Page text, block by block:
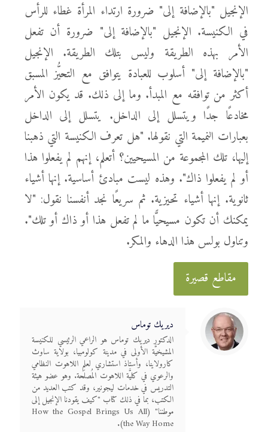
الإنجيل "بالإضافة إلى" ضرورة ارتداء المرأة غطاء للرأس
في الكنيسة. الإنجيل "بالإضافة إلى" ضرورة أن تفعل
الأمر بهذه الطريقة وليس بتلك الطريقة. الإنجيل
"بالإضافة إلى" أسلوب للعبادة يتوافق مع التحيُّز المسبق
أكثر من توافقه مع المبدأ. وما إلى ذلك. قد يكون الأمر
مخادعًا جدًا ويتسلل إلى الداخل. يتسلل إلى الداخل
بعبارات النميمة التي نقولها. "هل تعرف الكنيسة التي ذهبنا
إليها، تلك المجموعة من المسيحيين؟ أتعلم، إنهم لم يفعلوا هذا
أو لم يفعلوا ذاك". وهذه ليست مبادئ أساسية. إنها أشياء
ثانوية. إنها أشياء تحيزية. ثم سريعًا نجد أنفسنا نقول: "لا
يمكنك أن تكون مسيحيًّا ما لم تفعل هذا أو ذاك أو تلك".
وتناول بولس هذا الدهاء والمكر.
مقاطع قصيرة
ديريك توماس
الدكتور ديريك توماس هو الراعي الرئيسي للكنيسة
المشيخيَّة الأولى في مدينة كولومبيا، بولاية ساوث
كارولاينا، وأستاذ استشاري لعلم اللاهوت النظامي
والرعوي في كليَّة اللاهوت المُصلَحة. وهو عضو هيئة
التدريس في خدمات ليجونير، وقد كتب العديد من
الكتب، بما في ذلك كتاب "كيف يقودنا الإنجيل إلى
موطننا" (How the Gospel Brings Us All
the Way Home).